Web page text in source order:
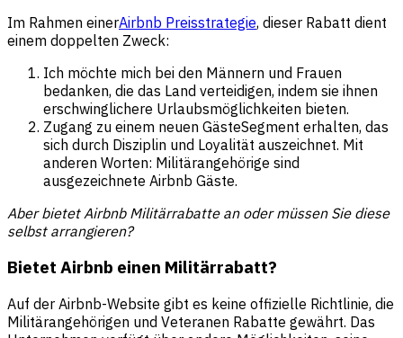
Im Rahmen einerAirbnb Preisstrategie, dieser Rabatt dient
einem doppelten Zweck:
Ich möchte mich bei den Männern und Frauen
bedanken, die das Land verteidigen, indem sie ihnen
erschwinglichere Urlaubsmöglichkeiten bieten.
Zugang zu einem neuen GästeSegment erhalten, das
sich durch Disziplin und Loyalität auszeichnet. Mit
anderen Worten: Militärangehörige sind
ausgezeichnete Airbnb Gäste.
Aber bietet Airbnb Militärrabatte an oder müssen Sie diese
selbst arrangieren?
Bietet Airbnb einen Militärrabatt?
Auf der Airbnb-Website gibt es keine offizielle Richtlinie, die
Militärangehörigen und Veteranen Rabatte gewährt. Das